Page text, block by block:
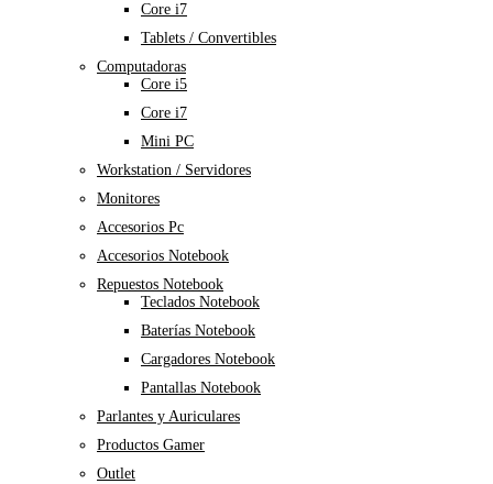
Core i7
Tablets / Convertibles
Computadoras
Core i5
Core i7
Mini PC
Workstation / Servidores
Monitores
Accesorios Pc
Accesorios Notebook
Repuestos Notebook
Teclados Notebook
Baterías Notebook
Cargadores Notebook
Pantallas Notebook
Parlantes y Auriculares
Productos Gamer
Outlet